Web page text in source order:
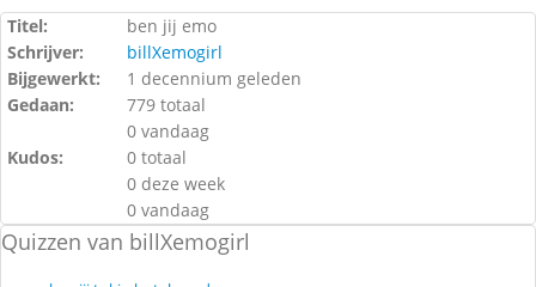
Titel:
ben jij emo
Schrijver:
billXemogirl
Bijgewerkt:
1 decennium geleden
Gedaan:
779 totaal
0 vandaag
Kudos:
0 totaal
0 deze week
0 vandaag
Quizzen van billXemogirl